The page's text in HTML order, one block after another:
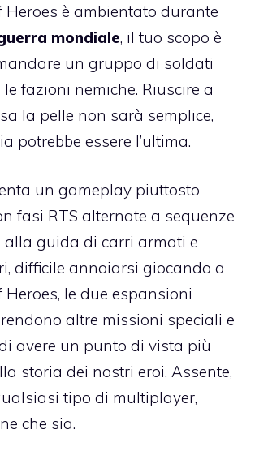
Heroes è ambientato durante
mondiale, il tuo scopo è
un gruppo di soldati
fazioni nemiche. Riuscire a
la pelle non sarà semplice,
potrebbe essere l’ultima.
un gameplay piuttosto
fasi RTS alternate a sequenze
alla guida di carri armati e
difficile annoiarsi giocando a
Heroes, le due espansioni
altre missioni speciali e
avere un punto di vista più
storia dei nostri eroi. Assente,
tipo di multiplayer,
che sia.